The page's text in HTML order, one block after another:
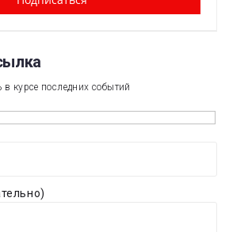
курсе последних событий